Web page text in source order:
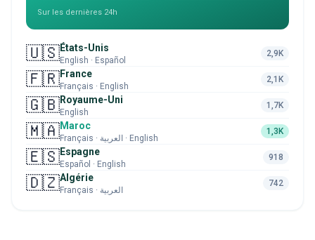
Sur les dernières 24h
🇺🇸États-Unis
English · Español
2,9K
🇫🇷France
Français · English
2,1K
🇬🇧Royaume-Uni
English
1,7K
🇲🇦Maroc
Français · العربية · English
1,3K
🇪🇸Espagne
Español · English
918
🇩🇿Algérie
Français · العربية
742